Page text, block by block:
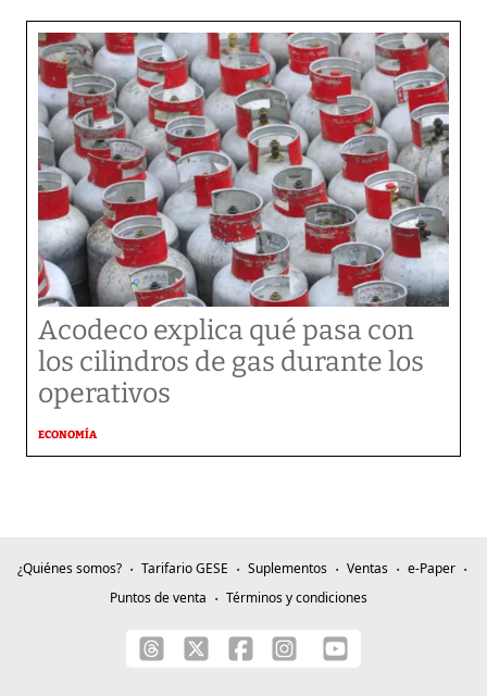
Acodeco explica qué pasa con
los cilindros de gas durante los
operativos
ECONOMÍA
¿Quiénes somos? Tarifario GESE Suplementos Ventas
e-Paper
Puntos de venta
Términos y condiciones